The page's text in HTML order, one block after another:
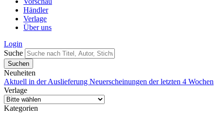
Händler
Verlage
Über uns
Login
Suche
Neuheiten
Aktuell in der Auslieferung Neuerscheinungen der letzten 4 Wochen
Verlage
Kategorien